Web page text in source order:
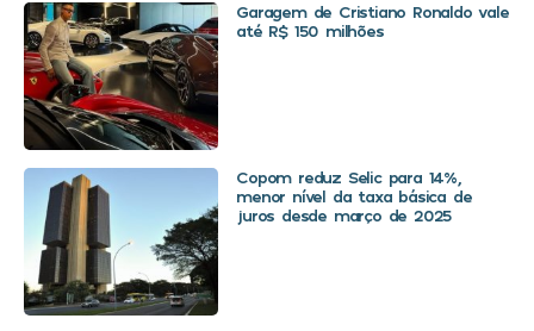
Garagem de Cristiano Ronaldo vale
até R$ 150 milhões
Copom reduz Selic para 14%,
menor nível da taxa básica de
juros desde março de 2025